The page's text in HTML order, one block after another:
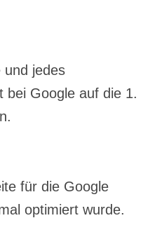
und jedes
bei Google auf die 1.
für die Google
optimiert wurde.